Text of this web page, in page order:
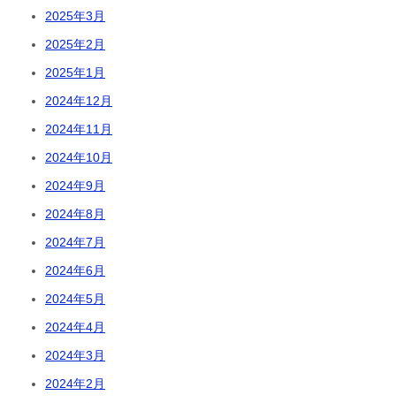
2025年3月
2025年2月
2025年1月
2024年12月
2024年11月
2024年10月
2024年9月
2024年8月
2024年7月
2024年6月
2024年5月
2024年4月
2024年3月
2024年2月